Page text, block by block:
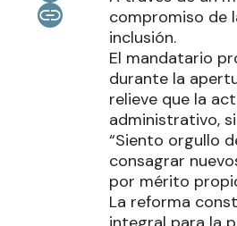
compromiso de
inclusión.
El mandatario
durante la
relieve que la
administrativo,
“Siento orgullo
consagrar
por mérito
La reforma